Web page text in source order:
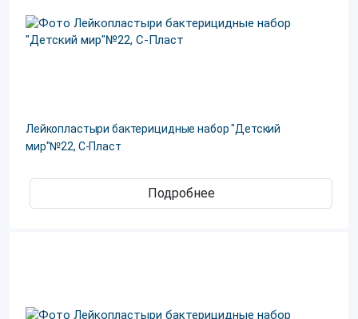
Лейкопластыри бактерицидные набор "Детский
мир"№22, С-Пласт
Подробнее